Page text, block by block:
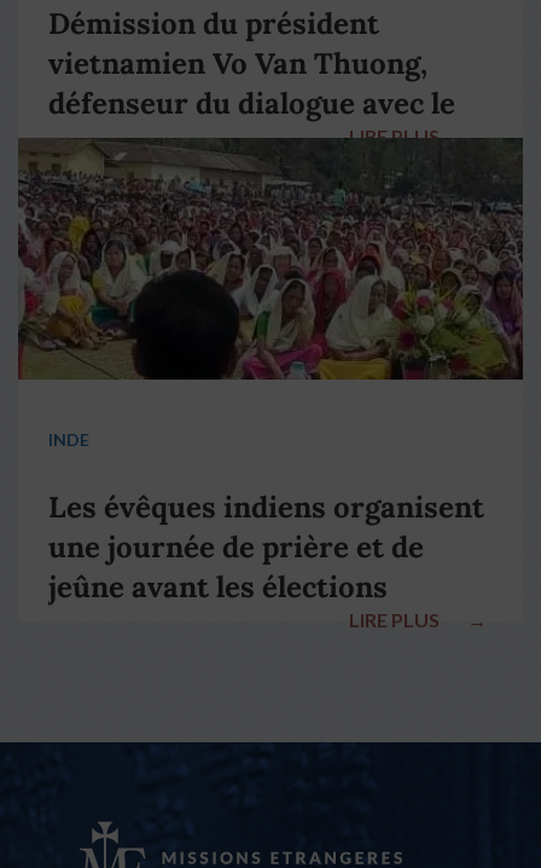
Démission du président
vietnamien Vo Van Thuong,
défenseur du dialogue avec le
pape François
LIRE PLUS →
INDE
Les évêques indiens organisent
une journée de prière et de
jeûne avant les élections
LIRE PLUS →